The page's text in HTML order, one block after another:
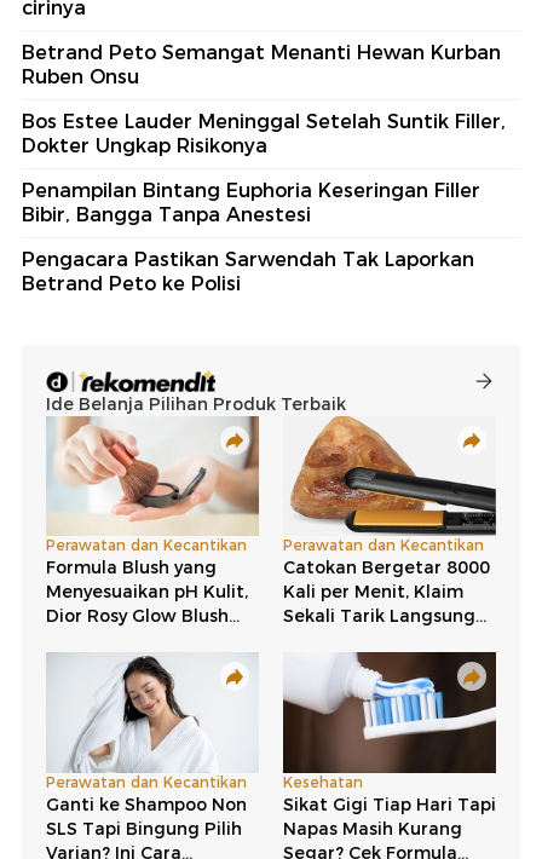
cirinya
Betrand Peto Semangat Menanti Hewan Kurban
Ruben Onsu
Bos Estee Lauder Meninggal Setelah Suntik Filler,
Dokter Ungkap Risikonya
Penampilan Bintang Euphoria Keseringan Filler
Bibir, Bangga Tanpa Anestesi
Pengacara Pastikan Sarwendah Tak Laporkan
Betrand Peto ke Polisi